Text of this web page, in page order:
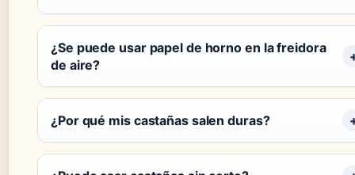
¿Se puede usar papel de horno en la freidora
de aire?
¿Por qué mis castañas salen duras?